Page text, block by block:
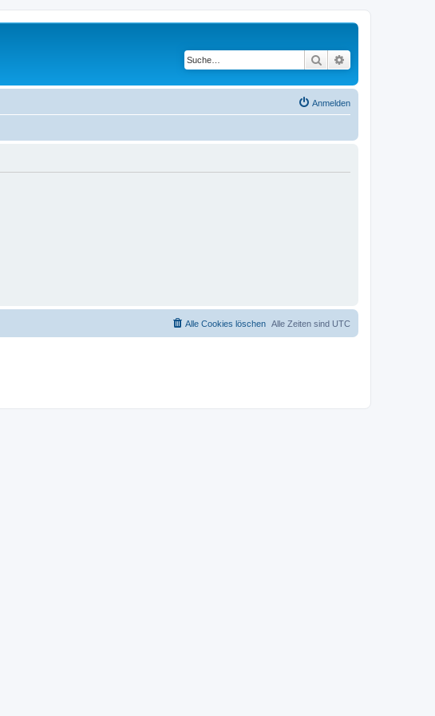
Suche
Anmelden
Alle Zeiten sind UTC
Alle Cookies löschen